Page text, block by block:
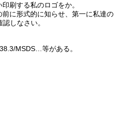
刷する私のロゴをか。
に形式的に知らせ、第一に私達の
しなさい。
MSDS…等がある。